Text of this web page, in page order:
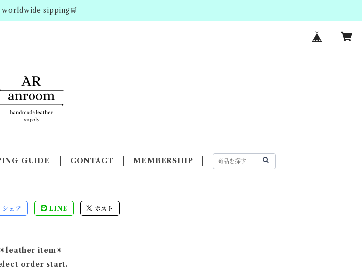
worldwide sipping🛒
GUIDE CONTACT MEMBERSHIP
シェア LINE ポスト
✴︎leather item✴︎
order start.